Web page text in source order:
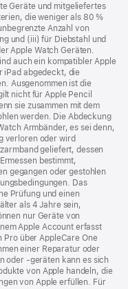
Geräte und mitgeliefertes
die weniger als 80 %
Anzahl von
und (iii) für Diebstahl und
Apple Watch Geräten.
auch ein kompatibler Apple
iPad abgedeckt, die
Ausgenommen ist die
nicht für Apple Pencil
sie zusammen mit dem
werden. Die Abdeckung
Armbänder, es sei denn,
verloren oder wird
geliefert, dessen
bestimmt,
gegangen oder gestohlen
Das
Prüfung und einen
als 4 Jahre sein,
nur Geräte von
Apple Account erfasst
Pro über AppleCare One
einer Reparatur oder
oder ‑geräten kann es sich
von Apple handeln, die
von Apple erfüllen. Für